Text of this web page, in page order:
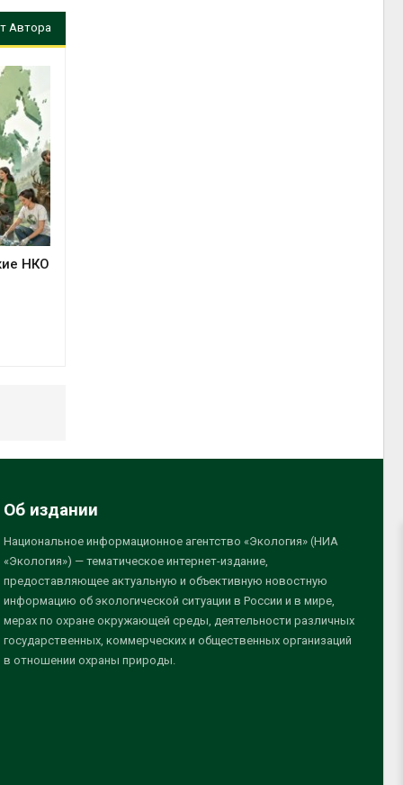
Автора
НКО
Об издании
Национальное информационное агентство «Экология» (НИА
«Экология») — тематическое интернет-издание,
предоставляющее актуальную и объективную новостную
информацию об экологической ситуации в России и в мире,
мерах по охране окружающей среды, деятельности различных
государственных, коммерческих и общественных организаций
в отношении охраны природы.